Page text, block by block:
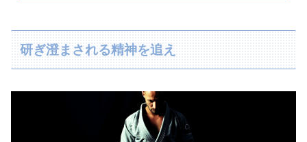
研ぎ澄まされる精神を追え